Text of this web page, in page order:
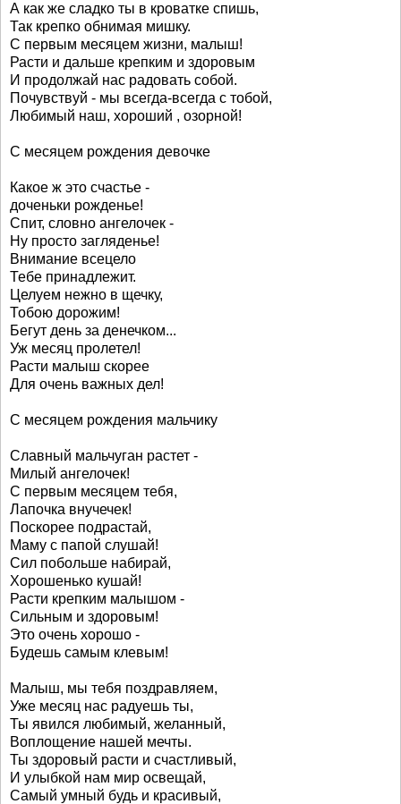
А как же сладко ты в кроватке спишь,
Так крепко обнимая мишку.
С первым месяцем жизни, малыш!
Расти и дальше крепким и здоровым
И продолжай нас радовать собой.
Почувствуй - мы всегда-всегда с тобой,
Любимый наш, хороший , озорной!
С месяцем рождения девочке
Какое ж это счастье -
доченьки рожденье!
Спит, словно ангелочек -
Ну просто загляденье!
Внимание всецело
Тебе принадлежит.
Целуем нежно в щечку,
Тобою дорожим!
Бегут день за денечком...
Уж месяц пролетел!
Расти малыш скорее
Для очень важных дел!
С месяцем рождения мальчику
Славный мальчуган растет -
Милый ангелочек!
С первым месяцем тебя,
Лапочка внучечек!
Поскорее подрастай,
Маму с папой слушай!
Сил побольше набирай,
Хорошенько кушай!
Расти крепким малышом -
Сильным и здоровым!
Это очень хорошо -
Будешь самым клевым!
Малыш, мы тебя поздравляем,
Уже месяц нас радуешь ты,
Ты явился любимый, желанный,
Воплощение нашей мечты.
Ты здоровый расти и счастливый,
И улыбкой нам мир освещай,
Самый умный будь и красивый,